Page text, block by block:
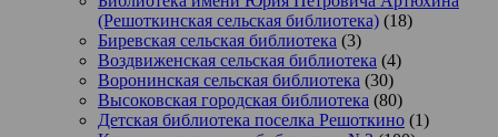
(Решоткинская сельская библиотека) (18)
Биревская сельская библиотека (3)
Воздвиженская сельская библиотека (4)
Воронинская сельская библиотека (30)
Высоковская городская библиотека (80)
Детская библиотека поселка Решоткино (1)